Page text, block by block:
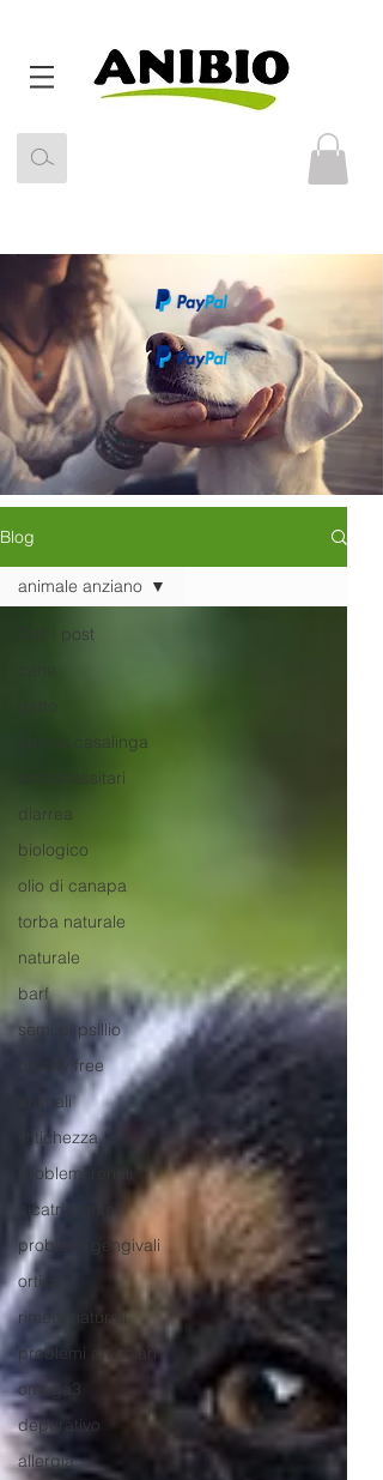
Blog
Tutti i post
cucina casalinga
antiparassitari
diarrea
biologico
olio di canapa
torba naturale
naturale
barf
semi di psillio
cruelty free
animali
stitichezza
problemi renali
cicatrizzante
problemi gengivali
ortica
rimedi naturali
problemi articolari
omega3
depurativo
allergia
animale anziano